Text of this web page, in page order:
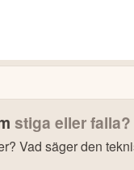
stiga eller falla?
Vad säger den